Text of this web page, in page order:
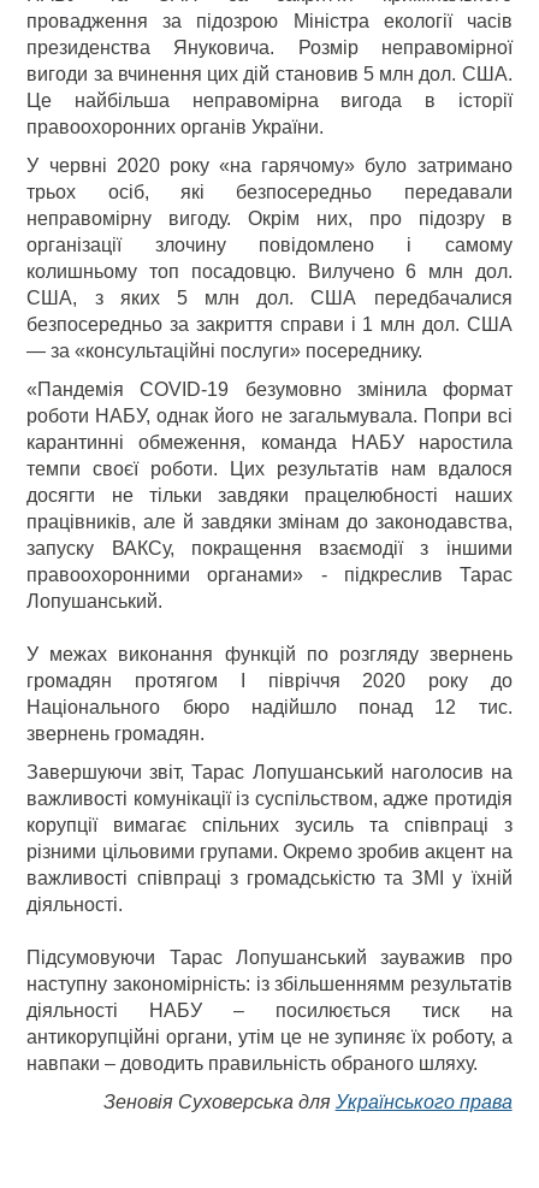
провадження за підозрою Міністра екології часів
президенства Януковича. Розмір неправомірної
вигоди за вчинення цих дій становив 5 млн дол. США.
Це найбільша неправомірна вигода в історії
правоохоронних органів України.
У червні 2020 року «на гарячому» було затримано
трьох осіб, які безпосередньо передавали
неправомірну вигоду. Окрім них, про підозру в
організації злочину повідомлено і самому
колишньому топ посадовцю. Вилучено 6 млн дол.
США, з яких 5 млн дол. США передбачалися
безпосередньо за закриття справи і 1 млн дол. США
— за «консультаційні послуги» посереднику.
«Пандемія COVID-19 безумовно змінила формат
роботи НАБУ, однак його не загальмувала. Попри всі
карантинні обмеження, команда НАБУ наростила
темпи своєї роботи. Цих результатів нам вдалося
досягти не тільки завдяки працелюбності наших
працівників, але й завдяки змінам до законодавства,
запуску ВАКСу, покращення взаємодії з іншими
правоохоронними органами» - підкреслив Тарас
Лопушанський.
У межах виконання функцій по розгляду звернень
громадян протягом І півріччя 2020 року до
Національного бюро надійшло понад 12 тис.
звернень громадян.
Завершуючи звіт, Тарас Лопушанський наголосив на
важливості комунікації із суспільством, адже протидія
корупції вимагає спільних зусиль та співпраці з
різними цільовими групами. Окремо зробив акцент на
важливості співпраці з громадськістю та ЗМІ у їхній
діяльності.
Підсумовуючи Тарас Лопушанський зауважив про
наступну закономірність: із збільшеннямм результатів
діяльності НАБУ – посилюється тиск на
антикорупційні органи, утім це не зупиняє їх роботу, а
навпаки – доводить правильність обраного шляху.
Зеновія Суховерська для Українського права